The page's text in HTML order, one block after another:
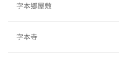
字本郷屋敷
字本寺